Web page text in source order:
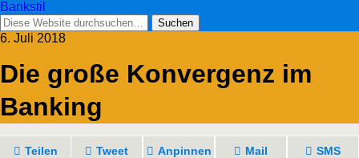
Bankstil
6. Juli 2018
Die gro­ße Kon­ver­genz im
Banking
Tei­len Tweet Anpin­nen Mail SMS